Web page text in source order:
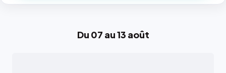
Du 07 au 13 août